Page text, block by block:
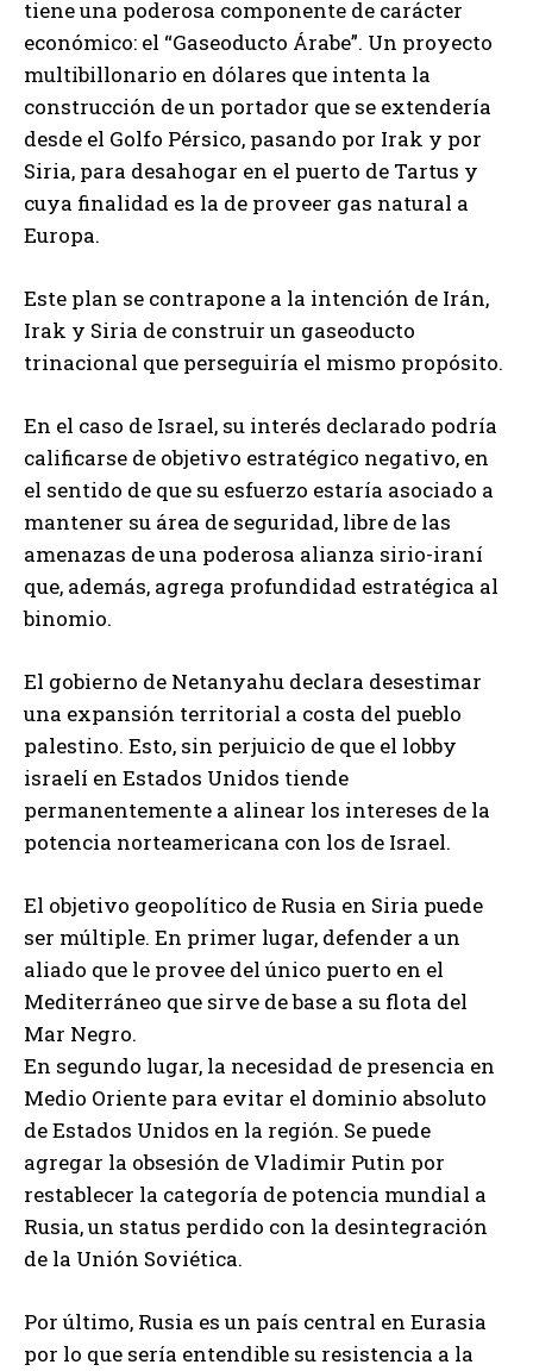
tiene una poderosa componente de carácter
económico: el “Gaseoducto Árabe”. Un proyecto
multibillonario en dólares que intenta la
construcción de un portador que se extendería
desde el Golfo Pérsico, pasando por Irak y por
Siria, para desahogar en el puerto de Tartus y
cuya finalidad es la de proveer gas natural a
Europa.
Este plan se contrapone a la intención de Irán,
Irak y Siria de construir un gaseoducto
trinacional que perseguiría el mismo propósito.
En el caso de Israel, su interés declarado podría
calificarse de objetivo estratégico negativo, en
el sentido de que su esfuerzo estaría asociado a
mantener su área de seguridad, libre de las
amenazas de una poderosa alianza sirio-iraní
que, además, agrega profundidad estratégica al
binomio.
El gobierno de Netanyahu declara desestimar
una expansión territorial a costa del pueblo
palestino. Esto, sin perjuicio de que el lobby
israelí en Estados Unidos tiende
permanentemente a alinear los intereses de la
potencia norteamericana con los de Israel.
El objetivo geopolítico de Rusia en Siria puede
ser múltiple. En primer lugar, defender a un
aliado que le provee del único puerto en el
Mediterráneo que sirve de base a su flota del
Mar Negro.
En segundo lugar, la necesidad de presencia en
Medio Oriente para evitar el dominio absoluto
de Estados Unidos en la región. Se puede
agregar la obsesión de Vladimir Putin por
restablecer la categoría de potencia mundial a
Rusia, un status perdido con la desintegración
de la Unión Soviética.
Por último, Rusia es un país central en Eurasia
por lo que sería entendible su resistencia a la